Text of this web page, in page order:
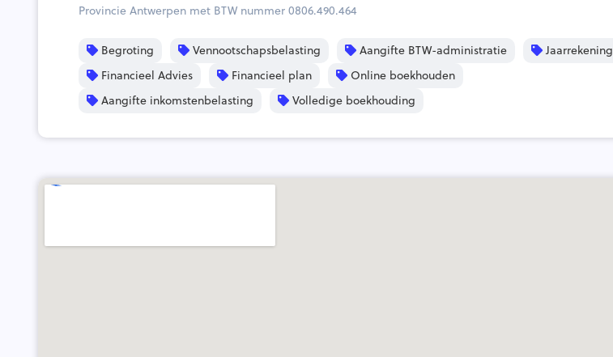
Provincie Antwerpen met BTW nummer 0806.490.464
Begroting Vennootschapsbelasting Aangifte BTW-administratie
Jaarrekening
Financieel Advies
Financieel plan
Online boekhouden
Aangifte inkomstenbelasting
Volledige boekhouding